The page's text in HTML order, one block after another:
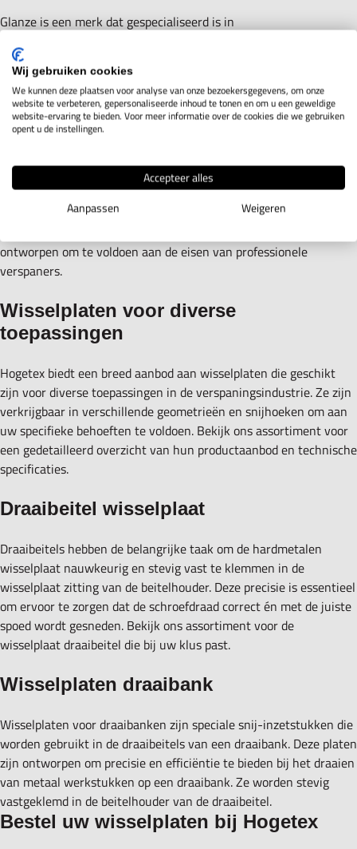
Glanze is een merk dat gespecialiseerd is in
Glanze zijn ontworpen met het oog op efficiëntie en
nauwkeurigheid. Ze worden vaak toegepast vanwege hun hoge
snijsnelheden en consistent goede resultaten in verschillende
taken.
Matac is een merk dat bekend staat om zijn kwaliteit in de
verspaningsindustrie. De wisselplaten van Matac zijn geschikt
ontworpen om te voldoen aan de eisen van professionele
verspaners.
Wisselplaten voor diverse
toepassingen
Hogetex biedt een breed aanbod aan wisselplaten die geschikt
zijn voor diverse toepassingen in de verspaningsindustrie. Ze zijn
verkrijgbaar in verschillende geometrieën en snijhoeken om aan
uw specifieke behoeften te voldoen. Bekijk ons assortiment voor
een gedetailleerd overzicht van hun productaanbod en technische
specificaties.
Draaibeitel wisselplaat
Draaibeitels hebben de belangrijke taak om de hardmetalen
wisselplaat nauwkeurig en stevig vast te klemmen in de
wisselplaat zitting van de beitelhouder. Deze precisie is essentieel
om ervoor te zorgen dat de schroefdraad correct én met de juiste
spoed wordt gesneden. Bekijk ons assortiment voor de
wisselplaat draaibeitel die bij uw klus past.
Wisselplaten draaibank
Wisselplaten voor draaibanken zijn speciale snij-inzetstukken die
worden gebruikt in de draaibeitels van een draaibank. Deze platen
zijn ontworpen om precisie en efficiëntie te bieden bij het draaien
van metaal werkstukken op een draaibank. Ze worden stevig
vastgeklemd in de beitelhouder van de draaibeitel.
Bestel uw wisselplaten bij Hogetex
Wij gebruiken cookies
We kunnen deze plaatsen voor analyse van onze bezoekersgegevens, om onze
website te verbeteren, gepersonaliseerde inhoud te tonen en om u een geweldige
website-ervaring te bieden. Voor meer informatie over de cookies die we gebruiken
opent u de instellingen.
Accepteer alles
Aanpassen
Weigeren